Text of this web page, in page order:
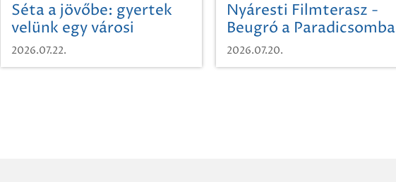
Séta a jövőbe: gyertek
velünk egy városi
időutazásra!
2026.07.22.
Nyáresti Filmterasz -
Beugró a Paradicsomba
2026.07.20.